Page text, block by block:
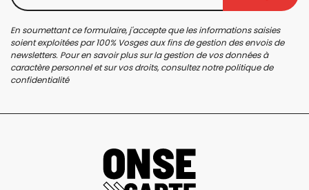
En soumettant ce formulaire, j'accepte que les informations saisies
soient exploitées par 100% Vosges aux fins de gestion des envois de
newsletters. Pour en savoir plus sur la gestion de vos données à
caractère personnel et sur vos droits, consultez notrepolitique de
confidentialité